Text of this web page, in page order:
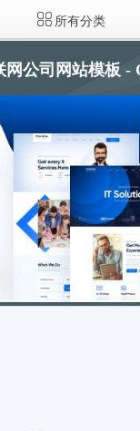
所有分类
公司网站模板 -